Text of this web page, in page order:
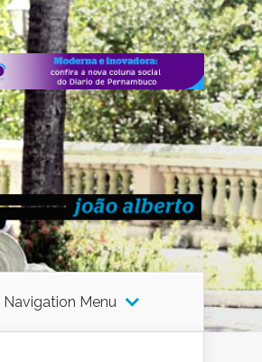
Navigation Menu